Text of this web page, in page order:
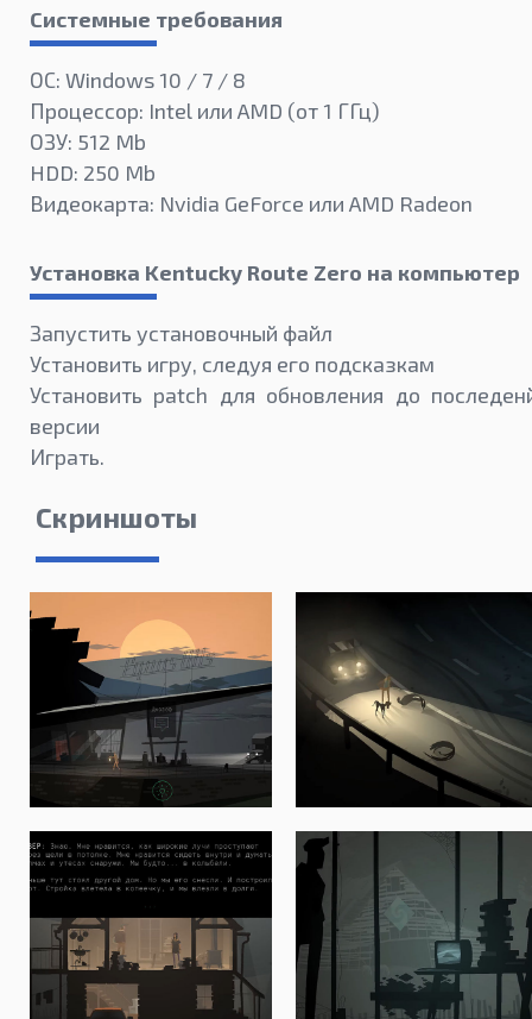
Системные требования
ОС: Windows 10 / 7 / 8
Процессор: Intel или AMD (от 1 ГГц)
ОЗУ: 512 Mb
HDD: 250 Mb
Видеокарта: Nvidia GeForce или AMD Radeon
Установка Kentucky Route Zero на компьютер
Запустить установочный файл
Установить игру, следуя его подсказкам
Установить patch для обновления до
версии
Играть.
Скриншоты